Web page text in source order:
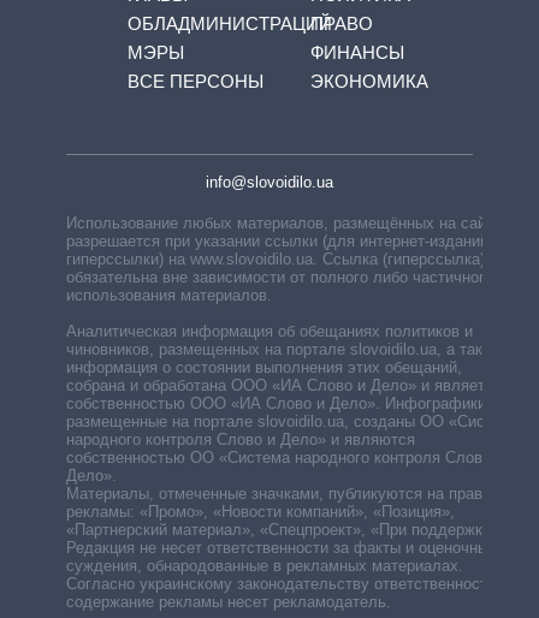
ОБЛАДМИНИСТРАЦИЙ
МЭРЫ
ВСЕ ПЕРСОНЫ
ПРАВО
ФИНАНСЫ
ЭКОНОМИКА
info@slovoidilo.ua
Использование любых материалов, размещённых на сайте,
разрешается при указании ссылки (для интернет-изданий —
гиперссылки) на www.slovoidilo.ua. Ссылка (гиперссылка)
обязательна вне зависимости от полного либо частичного
использования материалов.
Аналитическая информация об обещаниях политиков и
чиновников, размещенных на портале slovoidilo.ua, а также
информация о состоянии выполнения этих обещаний,
собрана и обработана ООО «ИА Слово и Дело» и является
собственностью ООО «ИА Слово и Дело». Инфографики,
размещенные на портале slovoidilo.ua, созданы ОО «Система
народного контроля Слово и Дело» и являются
собственностью ОО «Система народного контроля Слово и
Дело».
Материалы, отмеченные значками, публикуются на правах
рекламы: «Промо», «Новости компаний», «Позиция»,
«Партнерский материал», «Спецпроект», «При поддержке».
Редакция не несет ответственности за факты и оценочные
суждения, обнародованные в рекламных материалах.
Согласно украинскому законодательству ответственность за
содержание рекламы несет рекламодатель.